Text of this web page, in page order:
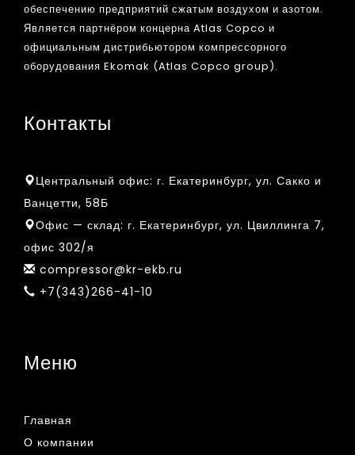
обеспечению предприятий сжатым воздухом и азотом.
Является партнёром концерна Atlas Copco и
официальным дистрибьютором компрессорного
оборудования Ekomak (Atlas Copco group).
Контакты
Центральный офис: г. Екатеринбург, ул. Сакко и
Ванцетти, 58Б
Офис — склад: г. Екатеринбург, ул. Цвиллинга 7,
офис 302/я
compressor@kr-ekb.ru
+7(343)266-41-10
Меню
Главная
О компании